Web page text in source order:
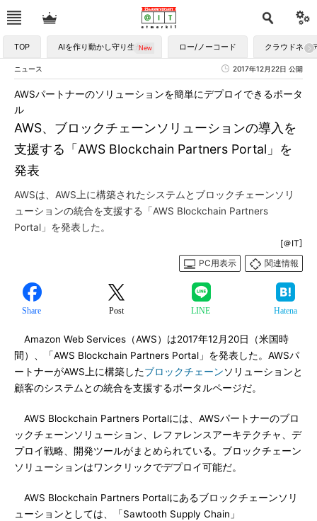
TOP AIを作り動かし守り生かす ロー/ノーコード クラウドネイ
ニュース 2017年12月22日 公開
AWS、ブロックチェーンソリューションの導入を
支援する「AWS Blockchain Partners Portal」を
発表
AWSパートナーのソリューションを簡単にデプロイできるポータ
ル
AWSは、AWS上に構築されたシステムとブロックチェーンソリ
ューションの統合を支援する「AWS Blockchain Partners
Portal」を発表した。
[＠IT]
PC用表示
関連情報
Share Post LINE Hatena
Amazon Web Services（AWS）は2017年12月20日（米国時
間）、「AWS Blockchain Partners Portal」を発表した。AWSパ
ートナーがAWS上に構築したブロックチェーンソリューションと
顧客のシステムとの統合を支援するポータルページだ。
AWS Blockchain Partners Portalには、AWSパートナーのブロ
ックチェーンソリューション、レファレンスアーキテクチャ、デ
プロイ戦略、開発ツールがまとめられている。ブロックチェーン
ソリューションはワンクリックでデプロイ可能だ。
AWS Blockchain Partners Portalにあるブロックチェーンソリ
ューションとしては、「Sawtooth Supply Chain」